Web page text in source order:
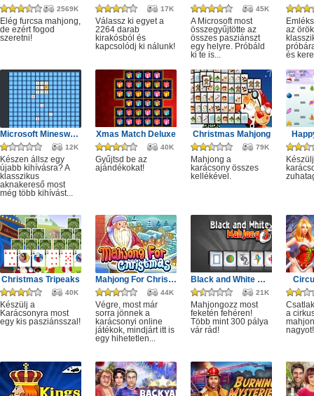
2569K
Elég furcsa mahjong,
de ezért fogod
szeretni!
17K
Válassz ki egyet a
2264 darab
kirakósból és
kapcsolódj ki nálunk!
45K
A Microsoft most
összegyűjtötte az
összes pasziánszt
egy helyre. Próbáld
ki te is...
az örök
és
Microsoft Minesweeper
12K
Készen állsz egy
újabb kihívásra? A
klasszikus
aknakereső most
még több kihívást...
Xmas Match Deluxe
40K
Gyűjtsd be az
ajándékokat!
Christmas Mahjong
79K
Mahjong a
karácsony összes
kellékével.
Christmas Tripeaks
40K
Készülj a
Karácsonyra most
egy kis pasziánsszal!
Mahjong For Christmas
44K
Végre, most már
sorra jönnek a
karácsonyi online
játékok, mindjárt itt is
egy hihetetlen...
Black and White Mahjong 3
21K
Mahjongozz most
feketén fehéren!
Több mint 300 pálya
vár rád!
a
nagyot!